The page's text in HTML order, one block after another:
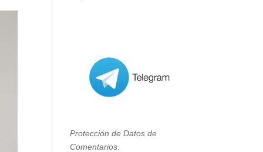
Protección de Datos de
Comentarios